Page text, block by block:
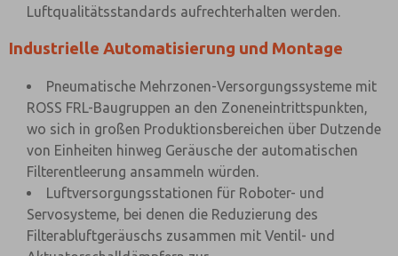
Luftqualitätsstandards aufrechterhalten werden.
Industrielle Automatisierung und Montage
Pneumatische Mehrzonen-Versorgungssysteme mit
ROSS FRL-Baugruppen an den Zoneneintrittspunkten,
wo sich in großen Produktionsbereichen über Dutzende
von Einheiten hinweg Geräusche der automatischen
Filterentleerung ansammeln würden.
Luftversorgungsstationen für Roboter- und
Servosysteme, bei denen die Reduzierung des
Filterabluftgeräuschs zusammen mit Ventil- und